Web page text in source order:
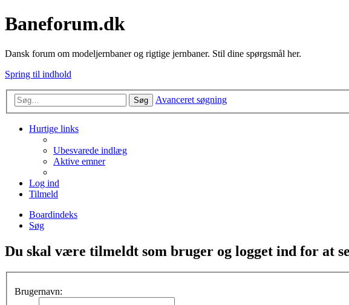
Baneforum.dk
Dansk forum om modeljernbaner og rigtige jernbaner. Stil dine spørgsmål her.
Spring til indhold
Søg Avanceret søgning
Hurtige links
Ubesvarede indlæg
Aktive emner
Log ind
Tilmeld
Boardindeks
Søg
Du skal være tilmeldt som bruger og logget ind for at
Brugernavn: